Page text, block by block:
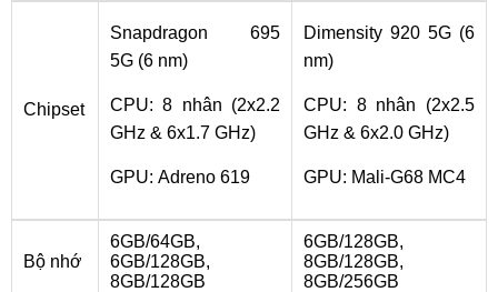
Chipset
Snapdragon 695
5G (6 nm)
CPU: 8 nhân (2x2.2
GHz & 6x1.7 GHz)
GPU: Adreno 619
Dimensity 920 5G (6
nm)
CPU: 8 nhân (2x2.5
GHz & 6x2.0 GHz)
GPU: Mali-G68 MC4
Bộ nhớ
6GB/64GB,
6GB/128GB,
8GB/128GB
6GB/128GB,
8GB/128GB,
8GB/256GB